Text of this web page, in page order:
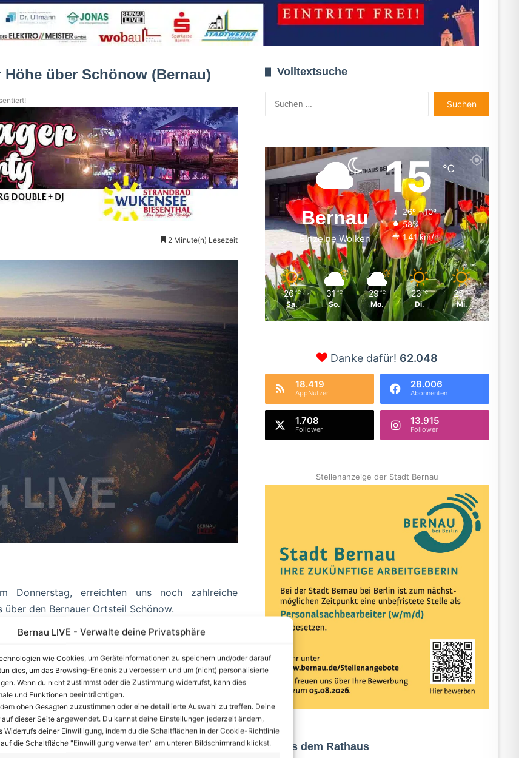
Bernau LIVE - Verwalte deine Privatsphäre
wie Cookies, um Geräteinformationen zu speichern und/oder darauf
dies, um das Browsing-Erlebnis zu verbessern und um (nicht) personalisierte
Wenn du nicht zustimmst oder die Zustimmung widerrufst, kann dies
und Funktionen beeinträchtigen.
oben Gesagten zuzustimmen oder eine detaillierte Auswahl zu treffen. Deine
dieser Seite angewendet. Du kannst deine Einstellungen jederzeit ändern,
Widerrufs deiner Einwilligung, indem du die Schaltflächen in der Cookie-Richtlinie
die Schaltfläche "Einwilligung verwalten" am unteren Bildschirmrand klickst.
über Schönow (Bernau)
2 Minute(n) Lesezeit
Donnerstag, erreichten uns noch zahlreiche
den Bernauer Ortsteil Schönow.
eine „Militärmaschine“ in gefühlten 100 Meter
genau wissen und fragen beim Luftfahrtamt der
Volltextsuche
nach:
Bernau
Einzelne Wolken
15℃
26º - 10º
58%
1.41 km/h
26 ℃
Sa.
31 ℃
So.
29 ℃
Mo.
23 ℃
Di.
25 ℃
Mi.
Danke dafür! 62.048
18.419
AppNutzer
28.006
Abonnenten
1.708
Follower
13.915
Follower
Stellenanzeige der Stadt Bernau
Aus dem Rathaus